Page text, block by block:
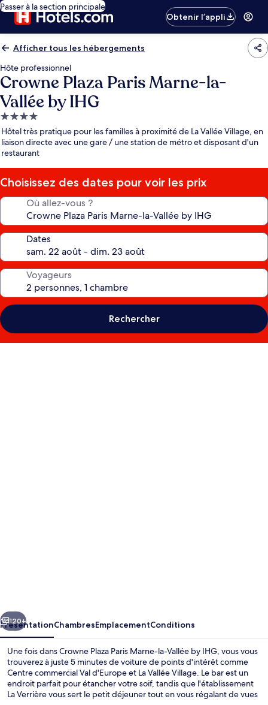
Passer à la section principale
Obtenir l’appli
Afficher tous les hébergements
Hôte professionnel
Crowne Plaza Paris Marne-la-
Vallée by IHG
Hébergement
4.0 étoiles
Hôtel très pratique pour les familles à proximité de La Vallée Village, en
liaison directe avec une gare / une station de métro et disposant d'un
restaurant
Choisissez des dates pour voir les prix
Où allez-vous ?
Dates
Voyageurs
Rechercher
la-
Vallée
by
IHG
Suivant
120+
PrésentationChambresEmplacementConditions
Une fois dans Crowne Plaza Paris Marne-la-Vallée by IHG, vous vous
trouverez à juste 5 minutes de voiture de points d'intérêt comme
Centre commercial Val d'Europe et La Vallée Village. Le bar est un
endroit parfait pour étancher votre soif, tandis que l'établissement
La Verrière vous sert le petit déjeuner tout en vous régalant de vues